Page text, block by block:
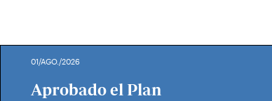
01/AGO./2026
Aprobado el Plan